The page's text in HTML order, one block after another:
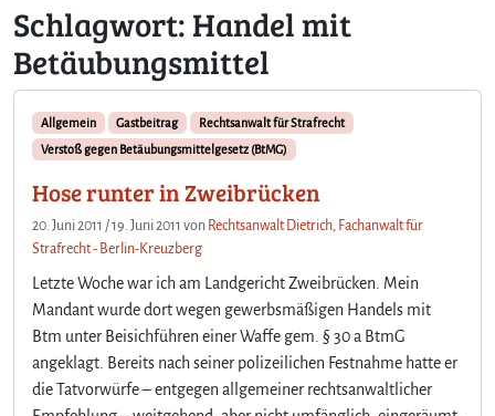
Schlagwort: Handel mit
Betäubungsmittel
Allgemein Gastbeitrag
Rechtsanwalt für Strafrecht
Verstoß gegen Betäubungsmittelgesetz (BtMG)
Hose runter in Zweibrücken
20. Juni 2011 /19. Juni 2011 von Rechtsanwalt Dietrich, Fachanwalt für
Strafrecht - Berlin-Kreuzberg
Letzte Woche war ich am Landgericht Zweibrücken. Mein
Mandant wurde dort wegen gewerbsmäßigen Handels mit
Btm unter Beisichführen einer Waffe gem. § 30 a BtmG
angeklagt. Bereits nach seiner polizeilichen Festnahme hatte er
die Tatvorwürfe – entgegen allgemeiner rechtsanwaltlicher